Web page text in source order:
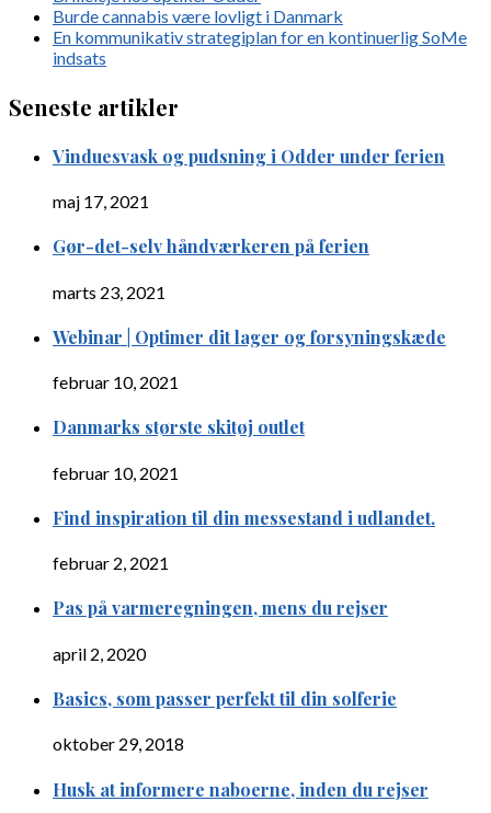
Burde cannabis være lovligt i Danmark
En kommunikativ strategiplan for en kontinuerlig SoMe
indsats
Seneste artikler
Vinduesvask og pudsning i Odder under ferien
maj 17, 2021
Gør-det-selv håndværkeren på ferien
marts 23, 2021
Webinar | Optimer dit lager og forsyningskæde
februar 10, 2021
Danmarks største skitøj outlet
februar 10, 2021
Find inspiration til din messestand i udlandet.
februar 2, 2021
Pas på varmeregningen, mens du rejser
april 2, 2020
Basics, som passer perfekt til din solferie
oktober 29, 2018
Husk at informere naboerne, inden du rejser